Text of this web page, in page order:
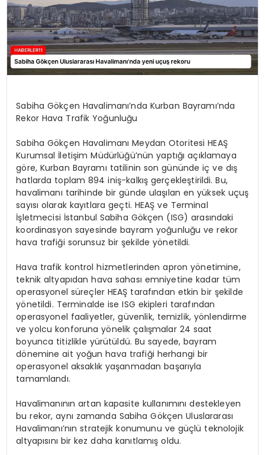
Sabiha Gökçen Havalimanı’nda Kurban Bayramı’nda
Rekor Hava Trafik Yoğunluğu
Sabiha Gökçen Havalimanı Meydan Otoritesi HEAŞ
Kurumsal İletişim Müdürlüğü’nün yaptığı açıklamaya
göre, Kurban Bayramı tatilinin son gününde iç ve dış
hatlarda toplam 894 iniş-kalkış gerçekleştirildi. Bu,
havalimanı tarihinde bir günde ulaşılan en yüksek uçuş
sayısı olarak kayıtlara geçti. HEAŞ ve Terminal
İşletmecisi İstanbul Sabiha Gökçen (ISG) arasındaki
koordinasyon sayesinde bayram yoğunluğu ve rekor
hava trafiği sorunsuz bir şekilde yönetildi.
Hava trafik kontrol hizmetlerinden apron yönetimine,
teknik altyapıdan hava sahası emniyetine kadar tüm
operasyonel süreçler HEAŞ tarafından etkin bir şekilde
yönetildi. Terminalde ise ISG ekipleri tarafından
operasyonel faaliyetler, güvenlik, temizlik, yönlendirme
ve yolcu konforuna yönelik çalışmalar 24 saat
boyunca titizlikle yürütüldü. Bu sayede, bayram
dönemine ait yoğun hava trafiği herhangi bir
operasyonel aksaklık yaşanmadan başarıyla
tamamlandı.
Havalimanının artan kapasite kullanımını destekleyen
bu rekor, aynı zamanda Sabiha Gökçen Uluslararası
Havalimanı’nın stratejik konumunu ve güçlü teknolojik
altyapısını bir kez daha kanıtlamış oldu.